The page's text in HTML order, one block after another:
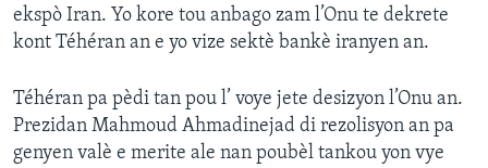
ekspò Iran. Yo kore tou anbago zam l’Onu te dekrete
kont Téhéran an e yo vize sektè bankè iranyen an.
Téhéran pa pèdi tan pou l’ voye jete desizyon l’Onu an.
Prezidan Mahmoud Ahmadinejad di rezolisyon an pa
genyen valè e merite ale nan poubèl tankou yon vye